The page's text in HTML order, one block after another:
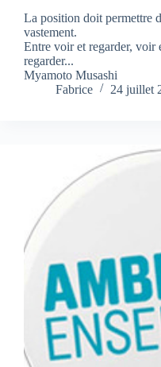
La position doit permettre
vastement.
Entre voir et regarder, voir
regarder...
Myamoto Musashi
Fabrice
24 juillet